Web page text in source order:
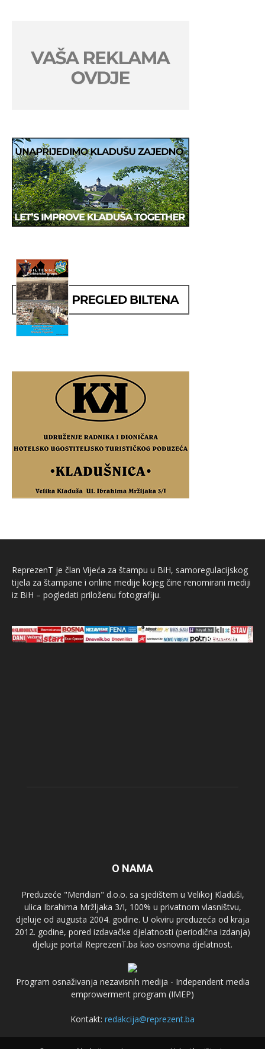
ReprezenT je član Vijeća za štampu u BiH, samoregulacijskog
tijela za štampane i online medije kojeg čine renomirani mediji
iz BiH – pogledati priloženu fotografiju.
O NAMA
Preduzeće "Meridian" d.o.o. sa sjedištem u Velikoj Kladuši,
ulica Ibrahima Mržljaka 3/I, 100% u privatnom vlasništvu,
djeluje od augusta 2004. godine. U okviru preduzeća od kraja
2012. godine, pored izdavačke djelatnosti (periodična izdanja)
djeluje portal ReprezenT.ba kao osnovna djelatnost.
Program osnaživanja nezavisnih medija - Independent media
emprowerment program (IMEP)
Kontakt: redakcija@reprezent.ba